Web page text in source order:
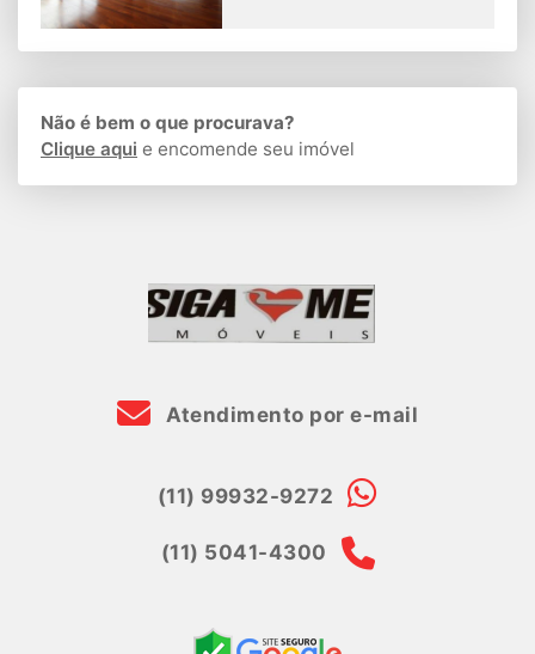
Não é bem o que procurava?
Clique aqui e encomende seu imóvel
Atendimento por e-mail
(11) 99932-9272
(11) 5041-4300